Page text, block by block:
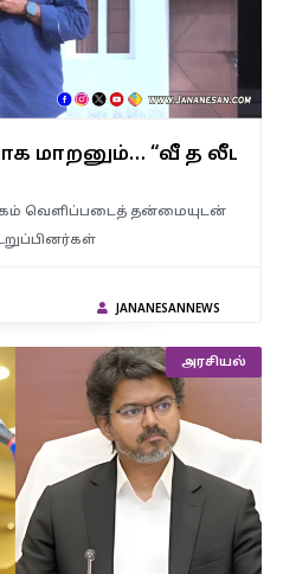
பிறகு அரசியல் கட்சி –
மாறனும்… “வீ த லீடர்ஸ்
வெளிப்படைத் தன்மையுடன்
JANANESANNEWS
அரசியல்